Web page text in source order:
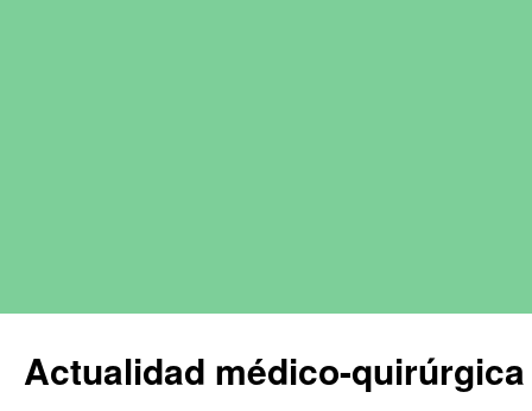
Actualidad médico-